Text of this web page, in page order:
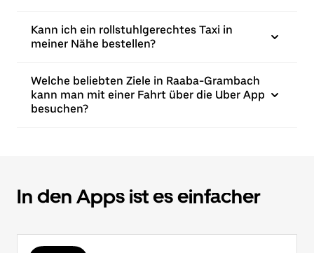
Kann ich ein rollstuhlgerechtes Taxi in
meiner Nähe bestellen?
Welche beliebten Ziele in Raaba-Grambach
kann man mit einer Fahrt über die Uber App
besuchen?
In den Apps ist es einfacher